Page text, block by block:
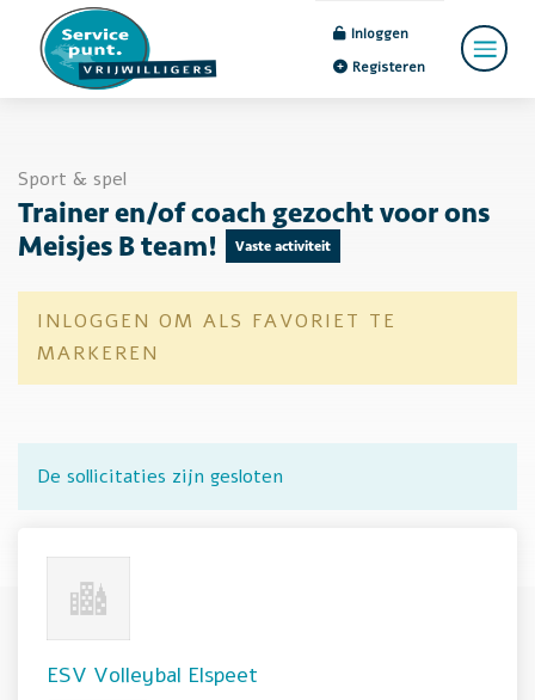
Inloggen
Registeren
Sport & spel
Trainer en/of coach gezocht voor ons
Meisjes B team!
Vaste activiteit
INLOGGEN OM ALS FAVORIET TE
MARKEREN
De sollicitaties zijn gesloten
ESV Volleybal Elspeet